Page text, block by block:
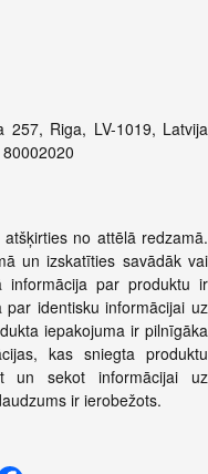
257, Riga, LV-1019, Latvija
no attēlā redzamā.
un izskatīties savādāk vai
informācija par produktu ir
identisku informācijai uz
iepakojuma ir pilnīgāka
kas sniegta produktu
un sekot informācijai uz
ir ierobežots.